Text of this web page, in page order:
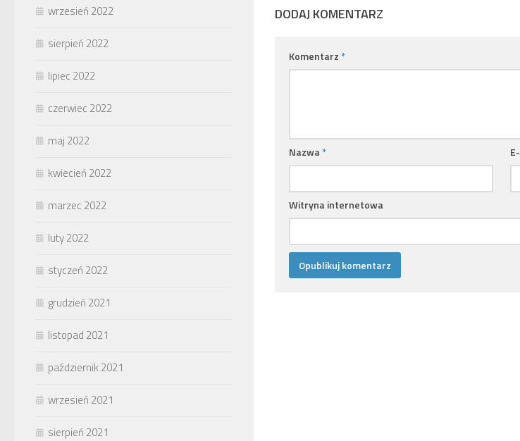
DODAJ KOMENTARZ
Komentarz *
Nazwa *
Witryna internetowa
wrzesień 2022
sierpień 2022
lipiec 2022
czerwiec 2022
maj 2022
kwiecień 2022
marzec 2022
luty 2022
styczeń 2022
grudzień 2021
listopad 2021
październik 2021
wrzesień 2021
sierpień 2021